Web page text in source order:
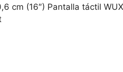
cm (16″) Pantalla táctil